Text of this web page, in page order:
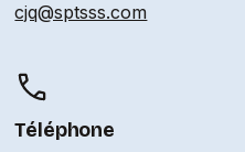
cjq@sptsss.com
Téléphone